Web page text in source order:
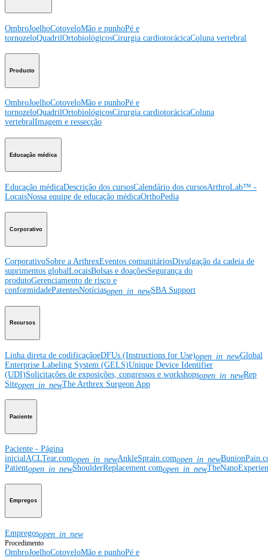
OmbroJoelhoCotoveloMão e punhoPé e
tornozeloQuadrilOrtobiológicosCirurgia cardiotorácicaColuna vertebral
Producto
OmbroJoelhoCotoveloMão e punhoPé e
tornozeloQuadrilOrtobiológicosCirurgia cardiotorácicaColuna
vertebralImagem e ressecção
Educação médica
Educação médicaDescrição dos cursosCalendário dos cursosArthroLab™ -
LocaisNossa equipe de educação médicaOrthoPedia
Corporativo
CorporativoSobre a ArthrexEventos comunitáriosDivulgação da cadeia de
suprimentos globalLocaisBolsas e doaçõesSegurança do
produtoGerenciamento de risco e
conformidadePatentesNotíciasopen_in_newSBA Support
Recursos
Linha direta de codificaçãoeDFUs (Instructions for Use)open_in_newGlobal
Enterprise Labeling System (GELS)Unique Device Identifier
(UDI)Solicitações de exposições, congressos e workshopsopen_in_newRep
Siteopen_in_newThe Arthrex Surgeon App
Paciente
Paciente - Página
inicialACLTear.comopen_in_newAnkleSprain.comopen_in_new
Patientopen_in_newShoulderReplacement.comopen_in_new
Empregos
Empregosopen_in_new
Procedimento
OmbroJoelhoCotoveloMão e punhoPé e